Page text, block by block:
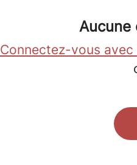
Aucune
Connectez-vous avec